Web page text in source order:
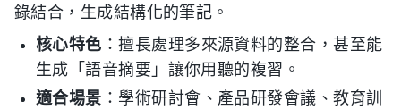
錄結合，生成結構化的筆記。
核心特色 ：擅長處理多來源資料的整合，甚至能
生成「語音摘要」讓你用聽的複習。
適合場景 ：學術研討會、產品研發會議、教育訓